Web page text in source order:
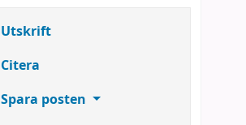
Utskrift
Citera
Spara posten